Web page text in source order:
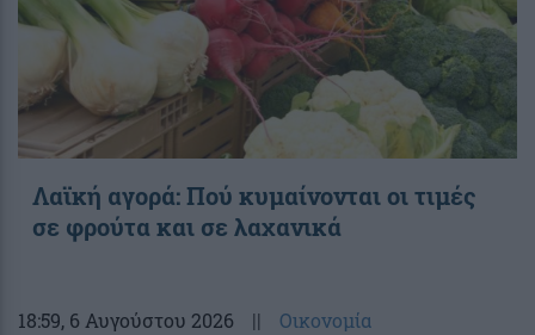
Λαϊκή αγορά: Πού κυμαίνονται οι τιμές
σε φρούτα και σε λαχανικά
18:59, 6 Αυγούστου 2026 || Οικονομία